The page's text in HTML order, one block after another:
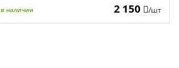
в наличии 2 150 /шт